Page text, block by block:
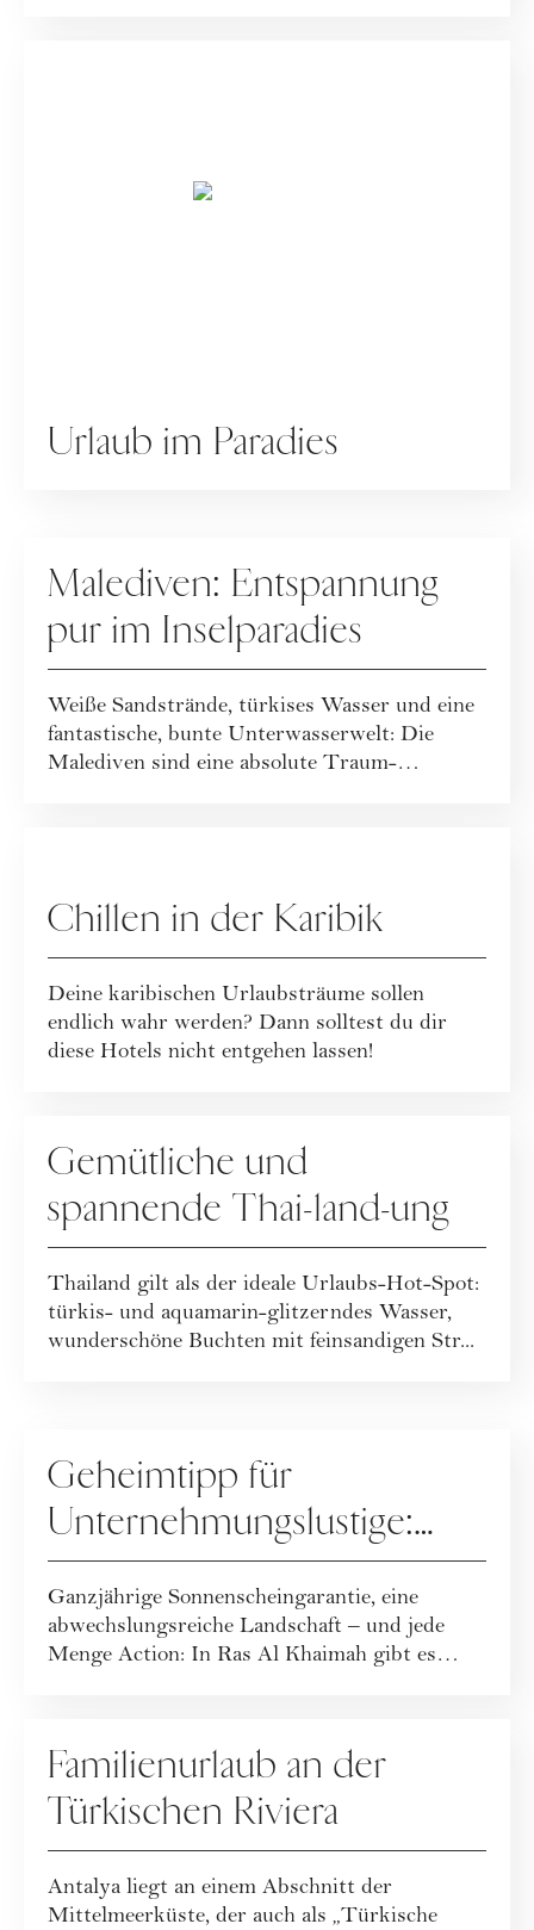
Urlaub im Paradies
Malediven: Entspannung
pur im Inselparadies
Weiße Sandstrände, türkises Wasser und eine
fantastische, bunte Unterwasserwelt: Die
Malediven sind eine absolute Traum-
Chillen in der Karibik
Deine karibischen Urlaubsträume sollen
endlich wahr werden? Dann solltest du dir
diese Hotels nicht entgehen lassen!
Gemütliche und
spannende Thai-land-ung
Thailand gilt als der ideale Urlaubs-Hot-Spot:
türkis- und aquamarin-glitzerndes Wasser,
wunderschöne Buchten mit feinsandigen Str...
Geheimtipp für
Unternehmungslustige:
Entdecke Ras Al Khaimah!
Ganzjährige Sonnenscheingarantie, eine
abwechslungsreiche Landschaft – und jede
Menge Action: In Ras Al Khaimah gibt es
Familienurlaub an der
Türkischen Riviera
Antalya liegt an einem Abschnitt der
Mittelmeerküste, der auch als „Türkische